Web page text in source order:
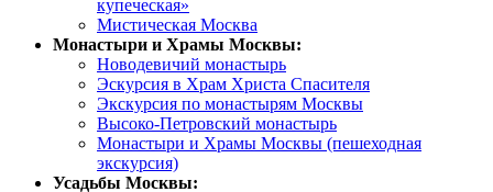
купеческая»
Мистическая Москва
Монастыри и Храмы Москвы:
Новодевичий монастырь
Эскурсия в Храм Христа Спасителя
Экскурсия по монастырям Москвы
Высоко-Петровский монастырь
Монастыри и Храмы Москвы (пешеходная
экскурсия)
Усадьбы Москвы: